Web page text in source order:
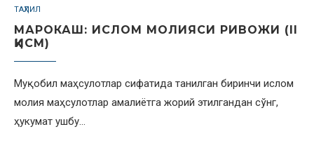
ТАҲЛИЛ
МАРОКАШ: ИСЛОМ МОЛИЯСИ РИВОЖИ (II
ҚИСМ)
Муқобил маҳсулотлар сифатида танилган биринчи ислом
молия маҳсулотлар амалиётга жорий этилгандан сўнг,
ҳукумат ушбу…